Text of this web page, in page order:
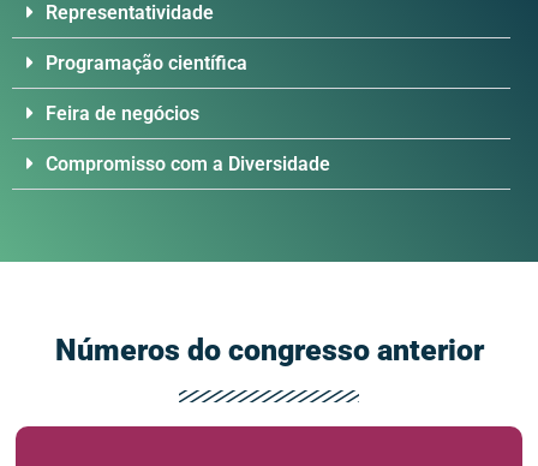
Representatividade
Programação científica
Feira de negócios
Compromisso com a Diversidade
Números do congresso anterior